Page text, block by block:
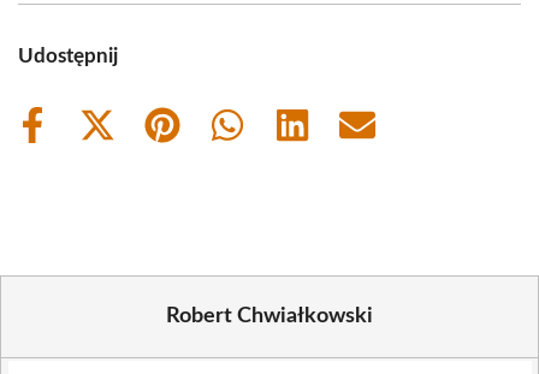
Udostępnij
Share
Share
Share
Share
Share
Share
Robert Chwiałkowski